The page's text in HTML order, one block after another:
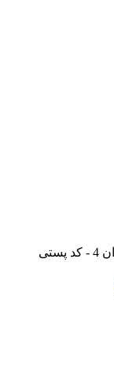
نشانی: کاشان، خ طالقانی، بلوار نماز، کوچه اذان 4 - کد پستی